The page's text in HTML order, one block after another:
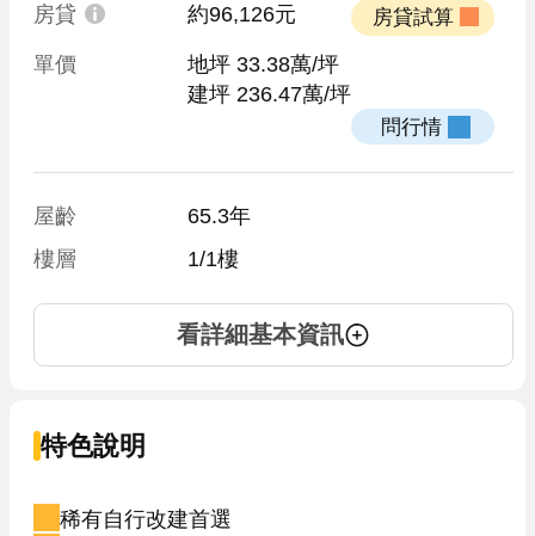
房貸 約96,126元
單價
地坪 33.38萬/坪
建坪 236.47萬/坪
屋齡
65.3年
樓層
1/1樓
看詳細基本資訊
特色說明
稀有自行改建首選